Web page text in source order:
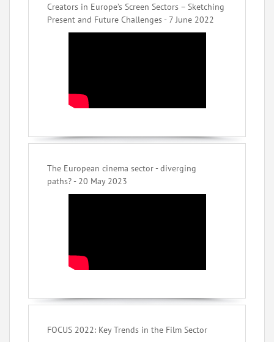
Creators in Europe’s Screen Sectors – Sketching
Present and Future Challenges - 7 June 2022
The European cinema sector - diverging
paths? - 20 May 2023
FOCUS 2022: Key Trends in the Film Sector